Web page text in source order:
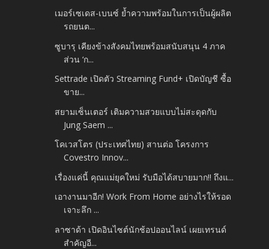
เมอร์เซเดส-เบนซ์ ย้ำความพร้อมในการเป็นผู้ผลิต
รถยนต...
ซูบารุ เคียงข้างสังคมไทยพร้อมสนับสนุน 4 ภาค
ส่วน ‘ก...
Settrade เปิดตัว Streaming Fund+ เปิดบัญชี ซื้อ
ขาย...
สยามเซ็นเตอร์ เติมความสวยแบบไม่สะดุดกับ
Jung Saem ...
โคเวสโตร (ประเทศไทย) สานต่อ โครงการ
Covestro Innov...
เรื่องแค่นี้ คุณแม่ยุคใหม่ รับมือได้สบายมาก!! ถึงแ...
เอางานมาอีก! Work From Home อย่างไรให้รอด
เจาะลึก ...
ลาซาด้า เปิดอินไซต์นักช้อปออนไลน์ เผยเทรนด์
สำคัญอี...